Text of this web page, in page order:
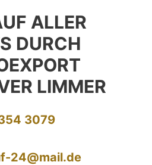
ALLER
DURCH
LIMMER
3079
24@mail.de